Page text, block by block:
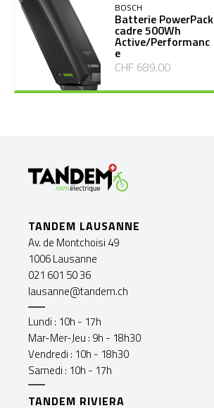
BOSCH
Batterie PowerPack
cadre 500Wh
Active/Performanc
e
CHF 689.00
TANDEM LAUSANNE
Av. de Montchoisi 49
1006 Lausanne
021 601 50 36
lausanne@tandem.ch
Lundi : 10h - 17h
Mar-Mer-Jeu : 9h - 18h30
Vendredi : 10h - 18h30
Samedi : 10h - 17h
TANDEM RIVIERA